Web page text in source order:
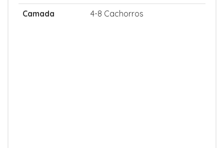
Camada
4-8 Cachorros